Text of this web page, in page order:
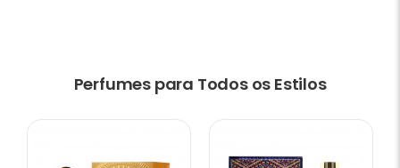
Perfumes para Todos os Estilos